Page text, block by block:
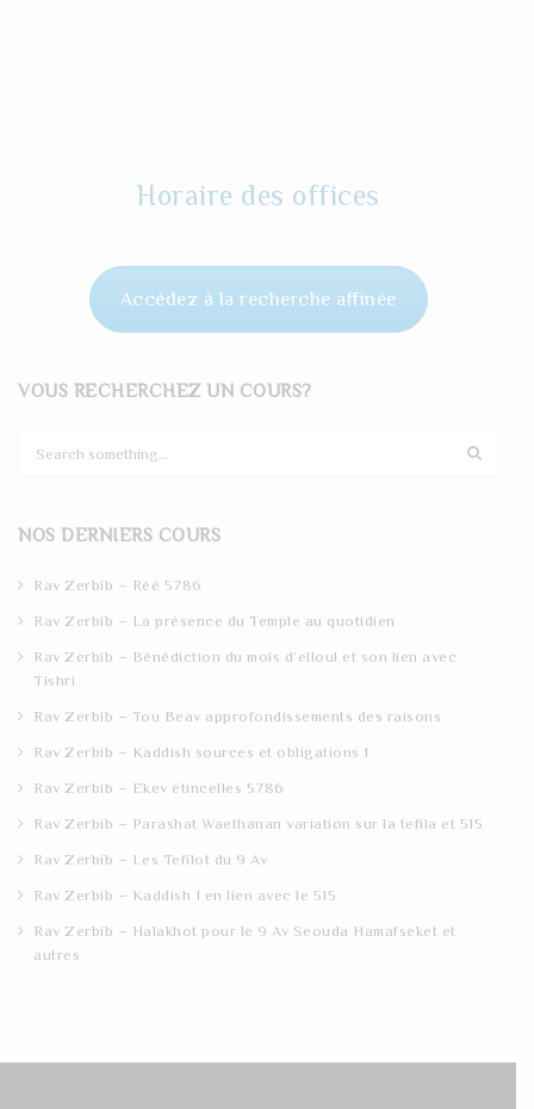
Horaire des offices
Accédez à la recherche affinée
VOUS RECHERCHEZ UN COURS?
c
NOS DERNIERS COURS
Rav Zerbib – Réé 5786
Rav Zerbib – La présence du Temple au quotidien
Rav Zerbib – Bénédiction du mois d’elloul et son lien avec
Tishri
Rav Zerbib – Tou Beav approfondissements des raisons
Rav Zerbib – Kaddish sources et obligations 1
Rav Zerbib – Ekev étincelles 5786
Rav Zerbib – Parashat Waethanan variation sur la tefila et 515
Rav Zerbib – Les Tefilot du 9 Av
Rav Zerbib – Kaddish 1 en lien avec le 515
Rav Zerbib – Halakhot pour le 9 Av Seouda Hamafseket et
autres